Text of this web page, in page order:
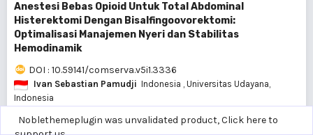
Anestesi Bebas Opioid Untuk Total Abdominal
Histerektomi Dengan Bisalfingoovorektomi:
Optimalisasi Manajemen Nyeri dan Stabilitas
Hemodinamik
DOI : 10.59141/comserva.v5i1.3336
Ivan Sebastian Pamudji Indonesia , Universitas Udayana,
Indonesia
Tjahya Aryasa Indonesia, Rumah Sakit Umum Pusat Prof
Ngoerah Denpasar
Noblethemeplugin was unvalidated product,Click here to